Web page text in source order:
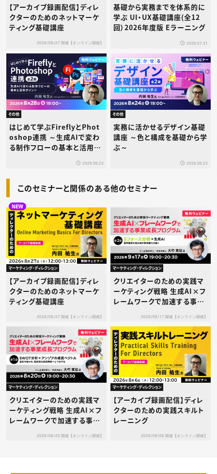
【アーカイブ録画配信】ディレ
クターのためのネットマーケ
ティング基礎講座
2026/08/27 開催【オンライン開催】
基礎から実務までを体系的に
学ぶ UI・UX基礎講座(全12
回）2026年度版 Eラーニング
2026.07.31
その他
はじめて学ぶFireflyとPhot
oshop連携 ～生成AIで変わ
る制作フローの基本と活用ポ
2026.06.23
その他
実務に活かせるデザイン基礎
講座 ～色と構成を基礎から学
ぶ～
2026.06.23
このセミナーと関係のある他のセミナー
NEW
マーケティング・ディレクション
【アーカイブ録画配信】ディレ
クターのためのネットマーケ
ティング基礎講座
2026/08/27 開催【オンライン開催】
マーケティング・ディレクション
クリエイターのための実践マ
ーケティング戦略 生成AI×フ
レームワークで加速する事業
ース分析×生成AI ― 業界構
造を読み解き競争優位を築く
―
2026/09/17 開催【オンライン開催】
マーケティング・ディレクション
クリエイターのための実践マ
ーケティング戦略 生成AI×フ
レームワークで加速する事業
T分析 × アンゾフの成長ベク
2026/08/20 開催【オンライン開催】
マーケティング・ディレクション
【アーカイブ録画配信】ディレ
クターのための実践スキルト
レーニング
2026/08/06 開催【オンライン開催】